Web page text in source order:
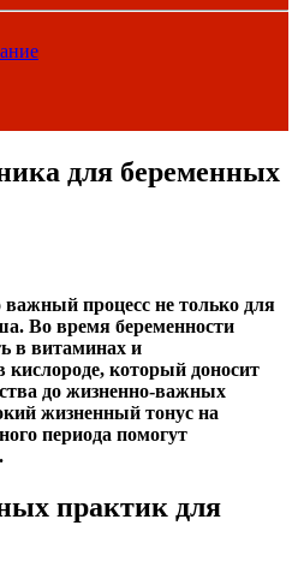
для беременных
процесс не только для
Во время беременности
в витаминах и
кислороде, который доносит
до жизненно-важных
жизненный тонус на
периода помогут
практик для